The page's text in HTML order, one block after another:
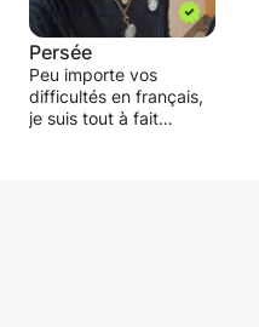
Persée
Peu importe vos
difficultés en français,
je suis tout à fait